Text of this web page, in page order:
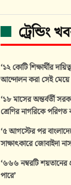
ট্রেন্ডিং
‘১২ কোটি শিক্ষার্থীর
আন্দোলন করা সেই মেয়ে
‘১৮ মাসের অন্তর্বর্তী
শ্রেণির নাগরিকে পরিণত
‘৫ আগস্টের পর
সাক্ষাৎকারে জোবাইদা
‘৬৬৬ নম্বরটি শয়তানের
পারে’